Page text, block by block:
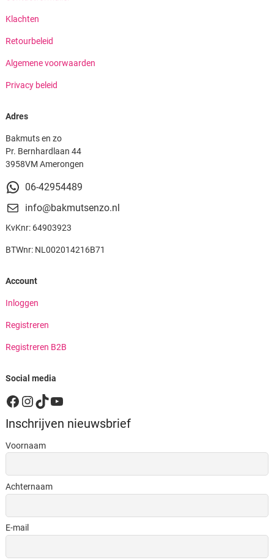
Klachten
Retourbeleid
Algemene voorwaarden
Privacy beleid
Adres
Bakmuts en zo
Pr. Bernhardlaan 44
3958VM Amerongen
06-42954489
info@bakmutsenzo.nl
KvKnr: 64903923
BTWnr: NL002014216B71
Account
Inloggen
Registreren
Registreren B2B
Social media
Facebook
Instagram
TikTok
YouTube
Inschrijven nieuwsbrief
Voornaam
Achternaam
E-mail